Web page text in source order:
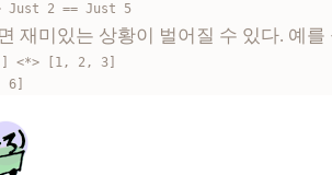
Just 2 == Just 5
재미있는 상황이 벌어질 수 있다. 예를
<*> [1, 2, 3]